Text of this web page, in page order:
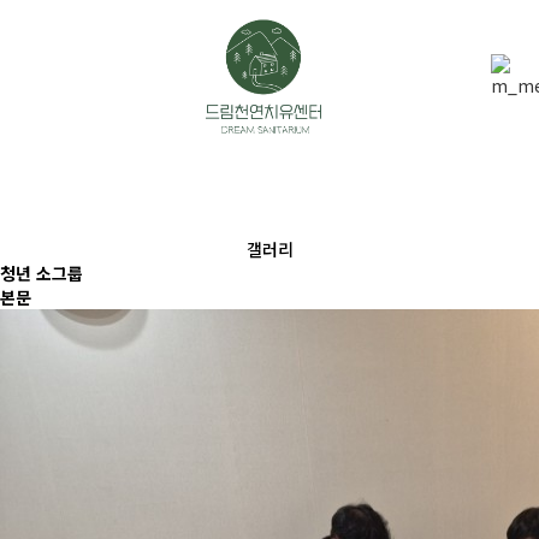
갤러리
청년 소그룹
본문